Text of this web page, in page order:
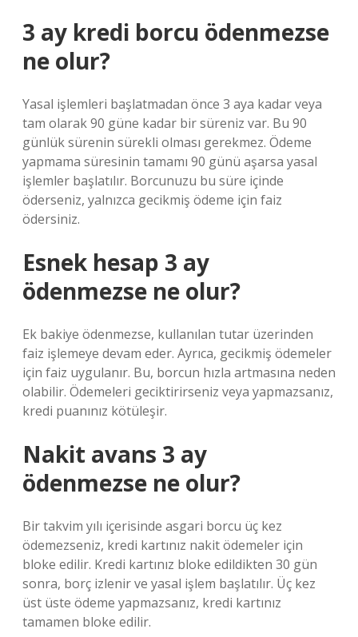
3 ay kredi borcu ödenmezse
ne olur?
Yasal işlemleri başlatmadan önce 3 aya kadar veya
tam olarak 90 güne kadar bir süreniz var. Bu 90
günlük sürenin sürekli olması gerekmez. Ödeme
yapmama süresinin tamamı 90 günü aşarsa yasal
işlemler başlatılır. Borcunuzu bu süre içinde
öderseniz, yalnızca gecikmiş ödeme için faiz
ödersiniz.
Esnek hesap 3 ay
ödenmezse ne olur?
Ek bakiye ödenmezse, kullanılan tutar üzerinden
faiz işlemeye devam eder. Ayrıca, gecikmiş ödemeler
için faiz uygulanır. Bu, borcun hızla artmasına neden
olabilir. Ödemeleri geciktirirseniz veya yapmazsanız,
kredi puanınız kötüleşir.
Nakit avans 3 ay
ödenmezse ne olur?
Bir takvim yılı içerisinde asgari borcu üç kez
ödemezseniz, kredi kartınız nakit ödemeler için
bloke edilir. Kredi kartınız bloke edildikten 30 gün
sonra, borç izlenir ve yasal işlem başlatılır. Üç kez
üst üste ödeme yapmazsanız, kredi kartınız
tamamen bloke edilir.